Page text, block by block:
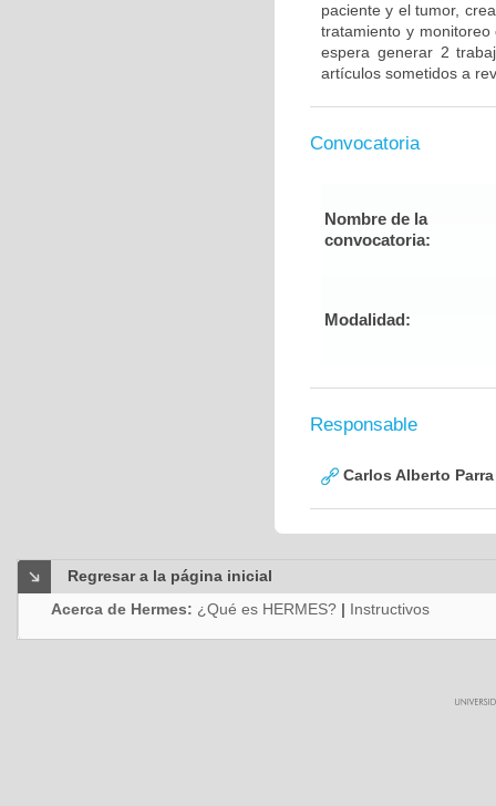
paciente y el tumor,
tratamiento y
espera generar 2
artículos sometidos a
Convocatoria
Nombre de la
convocatoria:
Modalidad:
Responsable
Carlos Alberto
Regresar a la página inicial
Acerca de Hermes: ¿Qué es HERMES? | Instructivos